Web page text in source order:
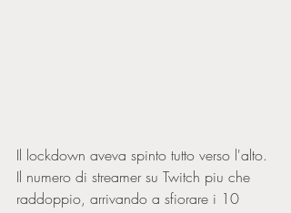
Il lockdown aveva spinto tutto verso l'alto.
Il numero di streamer su Twitch piu che
raddoppio, arrivando a sfiorare i 10